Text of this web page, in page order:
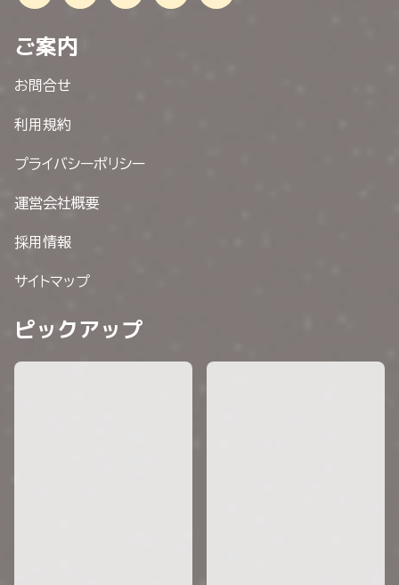
ご案内
お問合せ
利用規約
プライバシーポリシー
運営会社概要
採用情報
サイトマップ
ピックアップ